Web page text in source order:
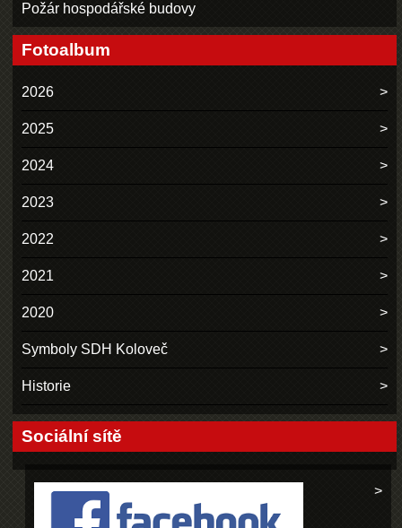
Požár hospodářské budovy
Fotoalbum
2026
2025
2024
2023
2022
2021
2020
Symboly SDH Koloveč
Historie
Sociální sítě